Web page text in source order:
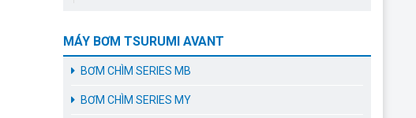
MÁY BƠM TSURUMI AVANT
BƠM CHÌM SERIES MB
BƠM CHÌM SERIES MY